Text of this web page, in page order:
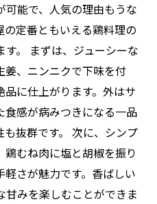
可能で、人気の理由もうな
定番ともいえる鶏料理の
。 まずは、ジューシーな
姜、ニンニクで下味を付
に仕上がります。外はサ
食感が病みつきになる一品
抜群です。 次に、シンプ
むね肉に塩と胡椒を振り
さが魅力です。香ばしい
みを楽しむことができま